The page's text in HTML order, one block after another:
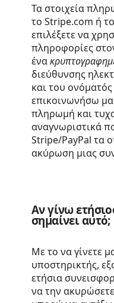
Τα στοιχεία
το Stripe.com ή
επιλέξετε να
πληροφορίες
ένα
διεύθυνσης
και του
επικοινωνήσω
πληρωμή και
αναγνωριστικά
Stripe/PayPal τα
ακύρωση μιας
Αν γίνω
σημαίνει αυτό;
Με το να γίνετε
υποστηρικτής,
ετήσια
να την